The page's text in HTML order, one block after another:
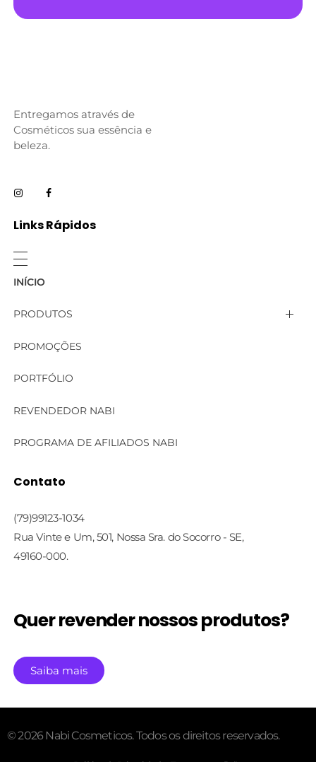
Entregamos através de
Cosméticos sua essência e
beleza.
Links Rápidos
INÍCIO
PRODUTOS
Linha Aromas de Nabi
Linha Bella
Linha Corporal
Linha Cosmecêutica
PROMOÇÕES
PORTFÓLIO
REVENDEDOR NABI
PROGRAMA DE AFILIADOS NABI
Contato
(79)99123-1034
Rua Vinte e Um, 501, Nossa Sra. do Socorro - SE,
49160-000.
Quer revender nossos produtos?
Saiba mais
© 2026 Nabi Cosmeticos. Todos os direitos reservados.